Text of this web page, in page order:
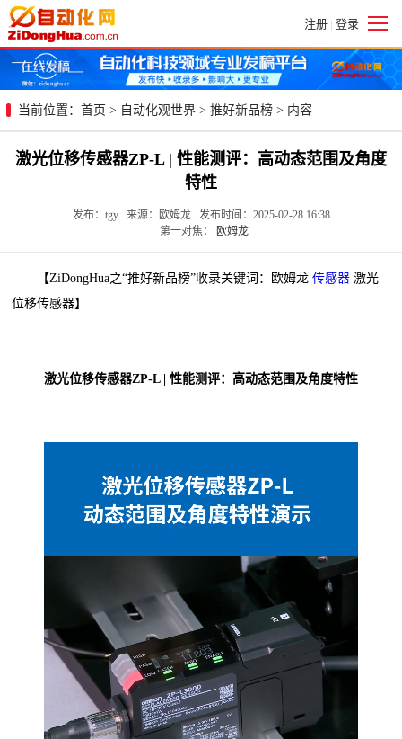
注册 | 登录
当前位置： 首页 > 自动化观世界 > 推好新品榜 > 内容
激光位移传感器ZP-L | 性能测评：高动态范围及角度
特性
发布：tgy 来源：欧姆龙 发布时间：2025-02-28 16:38
第一对焦：
欧姆龙
【ZiDongHua之“推好新品榜”收录关键词：欧姆龙传感器 激光
位移传感器】
激光位移传感器ZP-L | 性能测评：高动态范围及角度特性